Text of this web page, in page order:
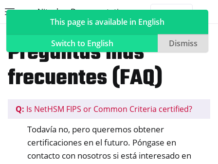
Nitrokey Documentation
navigation of NitroPad, NitroPC
navigation of NextBox
navigation of NetHSM
Preguntas más
frecuentes (FAQ)
Q: Is NetHSM FIPS or Common Criteria certified?
Todavía no, pero queremos obtener
certificaciones en el futuro. Póngase en
contacto con nosotros si está interesado en
This page is available in English
Switch to English
Dismiss